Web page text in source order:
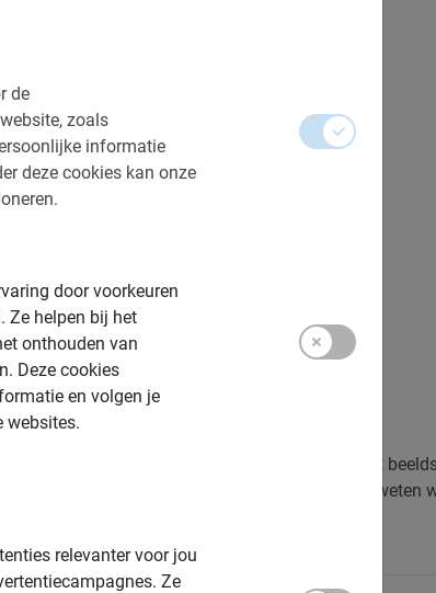
de
zoals
informatie
deze cookies kan onze
door voorkeuren
Ze helpen bij het
onthouden van
Deze cookies
en volgen je
websites.
relevanter voor jou
Ze
uiteraard van televisie en films. Vanaf het
echt zijn ze nog veel indrukwekkender. Wil jij weten